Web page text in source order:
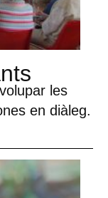
les
en diàleg.